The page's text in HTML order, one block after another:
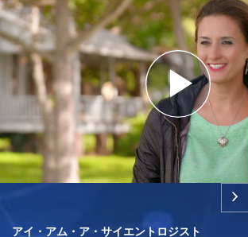
Play
Video
アイ・アム・ア・サイエントロジスト